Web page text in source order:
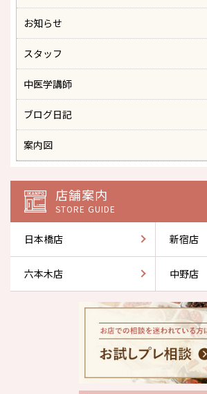
お知らせ
スタッフ
中医学講師
ブログ日記
案内図
店舗案内
STORE GUIDE
日本橋店 新宿店
六本木店 中野店